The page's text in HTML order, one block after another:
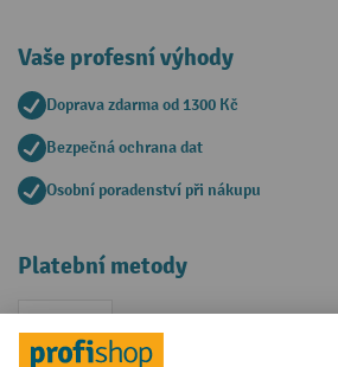
Vaše profesní výhody
Doprava zdarma od 1300 Kč
Bezpečná ochrana dat
Osobní poradenství při nákupu
Platební metody
Faktura